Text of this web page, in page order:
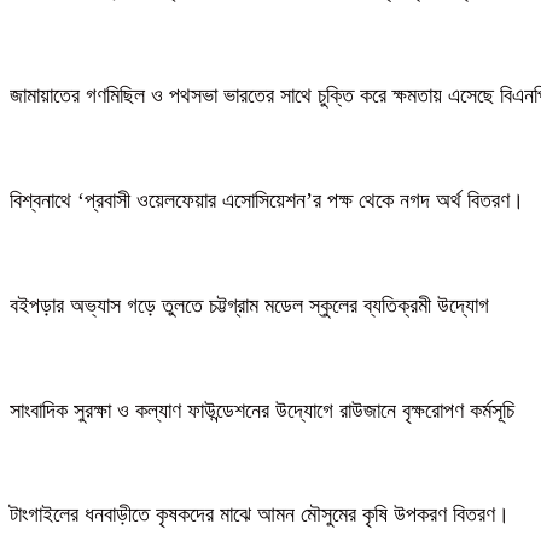
জামায়াতের গণমিছিল ও পথসভা ভারতের সাথে চুক্তি করে ক্ষমতায় এসেছে
বিশ্বনাথে ‘প্রবাসী ওয়েলফেয়ার এসোসিয়েশন’র পক্ষ থেকে নগদ অর্থ বিতরণ।
বইপড়ার অভ্যাস গড়ে তুলতে চট্টগ্রাম মডেল স্কুলের ব্যতিক্রমী উদ্যোগ
সাংবাদিক সুরক্ষা ও কল্যাণ ফাউন্ডেশনের উদ্যোগে রাউজানে বৃক্ষরোপণ কর্মসূচি
টাংগাইলের ধনবাড়ীতে কৃষকদের মাঝে আমন মৌসুমের কৃষি উপকরণ বিতরণ।